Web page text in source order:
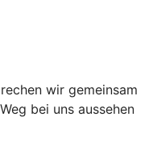
wir gemeinsam
bei uns aussehen